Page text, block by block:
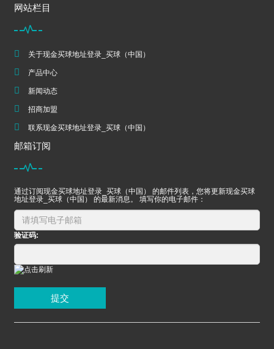
网站栏目
关于现金买球地址登录_买球（中国）
产品中心
新闻动态
招商加盟
联系现金买球地址登录_买球（中国）
邮箱订阅
通过订阅现金买球地址登录_买球（中国） 的邮件列表，您将更新现金买球
地址登录_买球（中国） 的最新消息。 填写你的电子邮件：
验证码:
提交